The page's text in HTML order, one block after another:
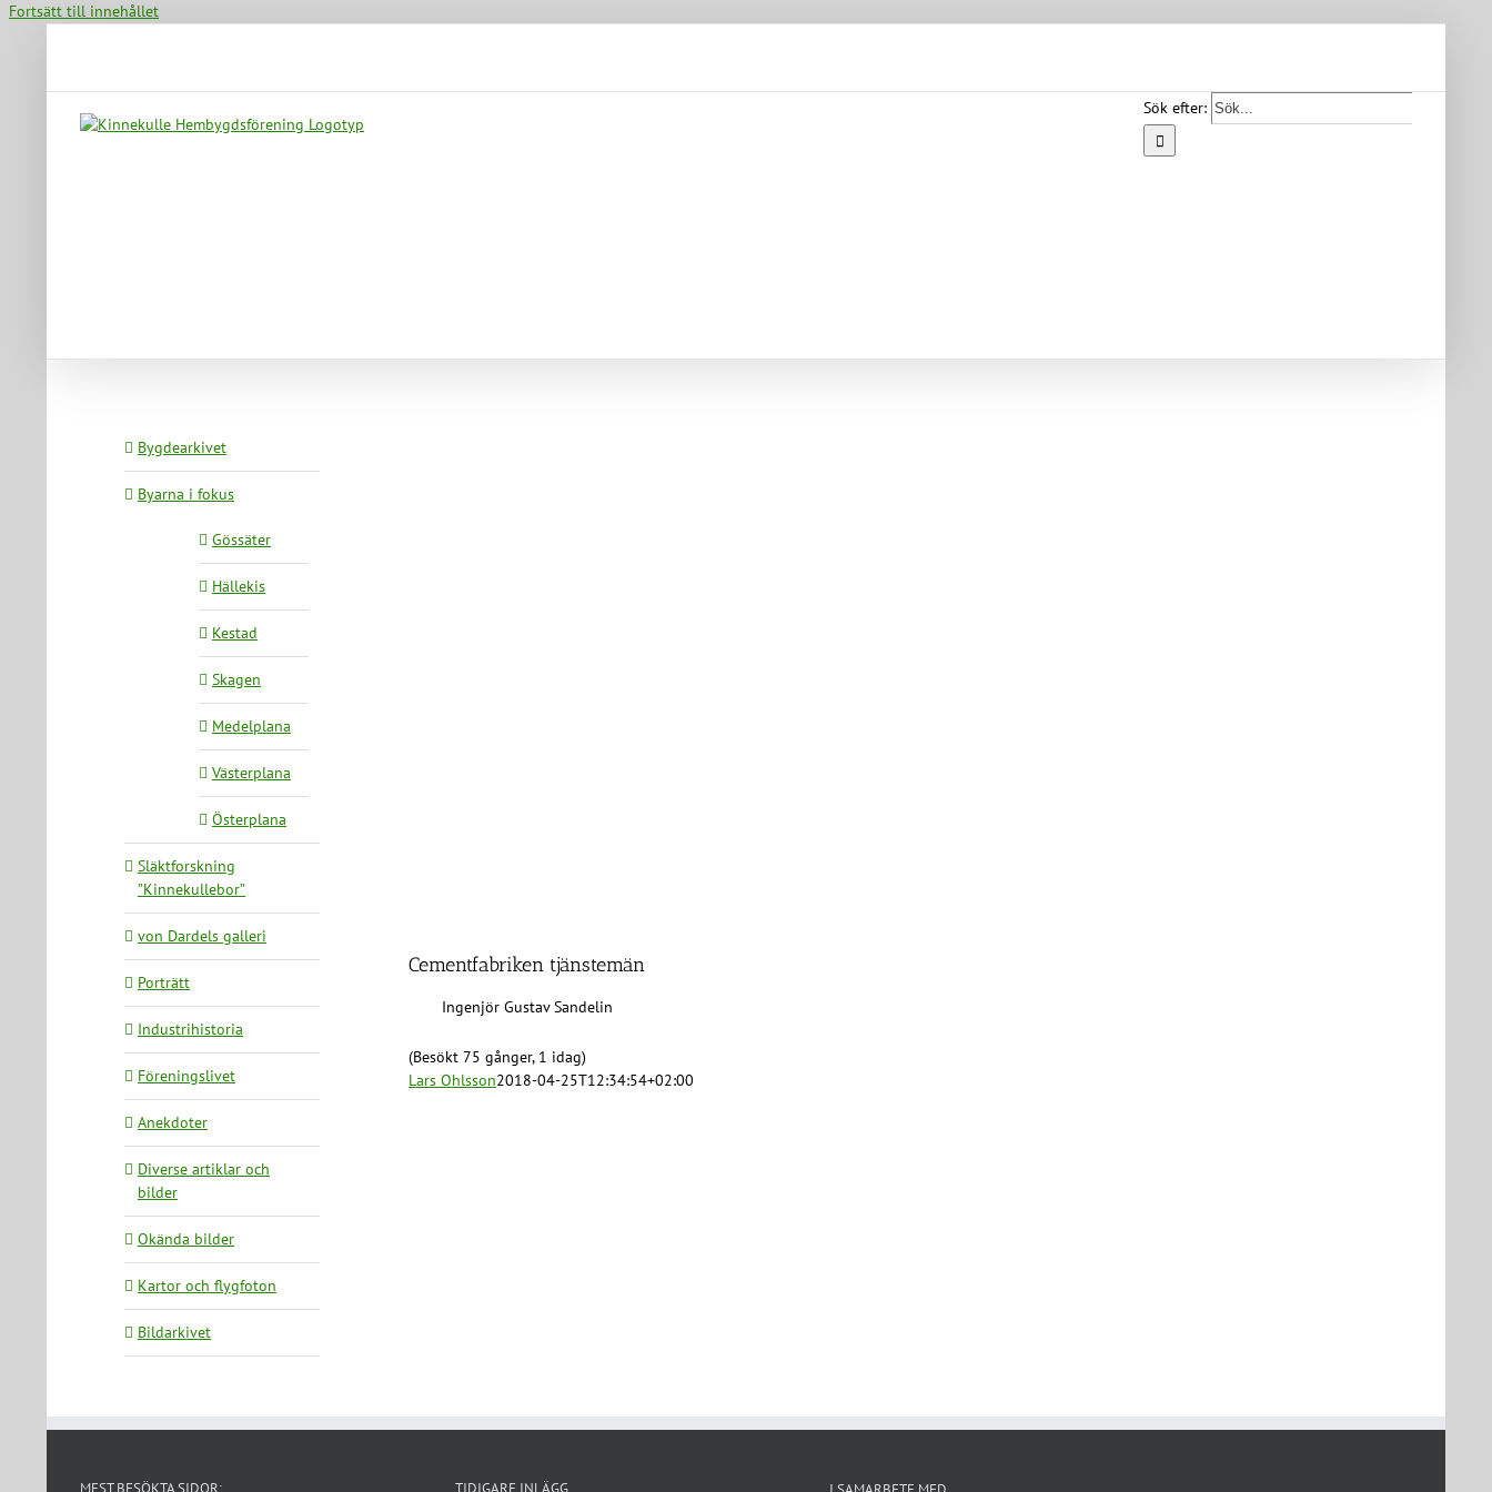
Fortsätt till innehållet
Sök efter:
Cementfabriken tjänstemän
Ingenjör Gustav Sandelin
(Besökt 75 gånger, 1 idag)
Lars Ohlsson2018-04-25T12:34:54+02:00
Bygdearkivet
Byarna i fokus
Gössäter
Hällekis
Kestad
Skagen
Medelplana
Västerplana
Österplana
Släktforskning
”Kinnekullebor”
von Dardels galleri
Porträtt
Industrihistoria
Föreningslivet
Anekdoter
Diverse artiklar och
bilder
Okända bilder
Kartor och flygfoton
Bildarkivet
MEST BESÖKTA SIDOR: TIDIGARE INLÄGG